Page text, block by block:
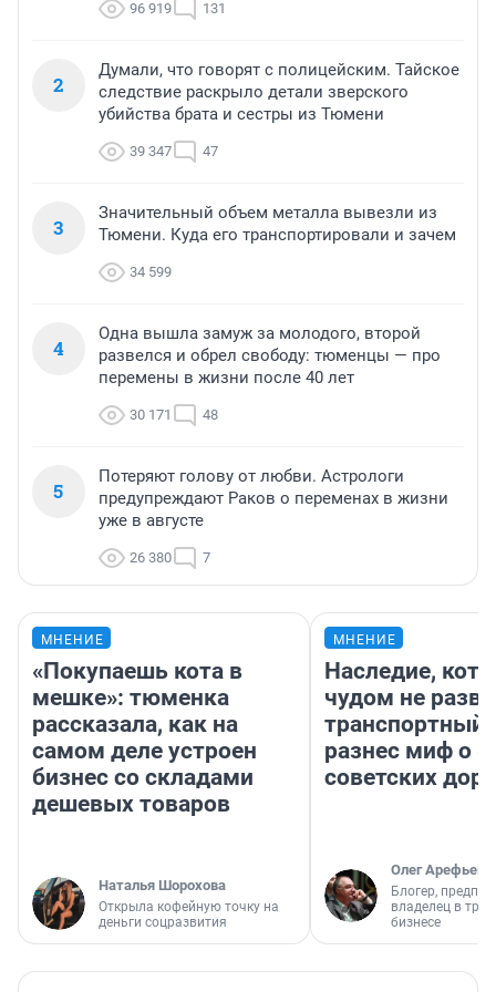
96 919 131
2
Думали, что говорят с полицейским. Тайское
следствие раскрыло детали зверского
убийства брата и сестры из Тюмени
39 347 47
3
Значительный объем металла вывезли из
Тюмени. Куда его транспортировали и зачем
34 599
4
Одна вышла замуж за молодого, второй
развелся и обрел свободу: тюменцы — про
перемены в жизни после 40 лет
30 171 48
5
Потеряют голову от любви. Астрологи
предупреждают Раков о переменах в жизни
уже в августе
26 380 7
МНЕНИЕ
«Покупаешь кота в
мешке»: тюменка
рассказала, как на
самом деле устроен
бизнес со складами
дешевых товаров
Наталья Шорохова
Открыла кофейную точку на
деньги соцразвития
МНЕНИЕ
Наследие,
чудом не
транспортный
разнес миф о
советских
Олег Арефьев
Блогер,
владелец в
бизнесе